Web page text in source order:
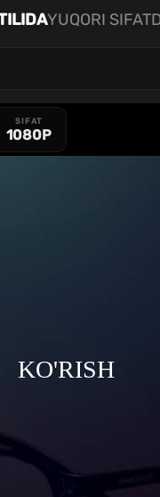
YUQORI
SIFAT
1080P